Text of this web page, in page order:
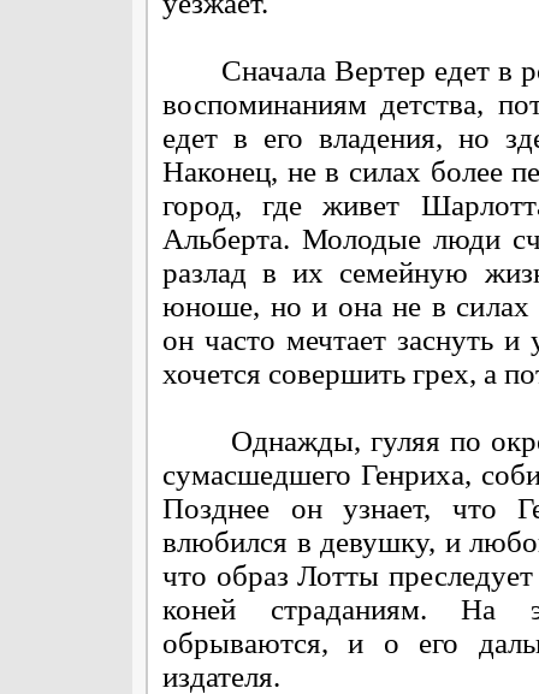
Сначала Вертер едет в
воспоминаниям детства,
едет в его владения, но
Наконец, не в силах более
город, где живет
Альберта. Молодые люди
разлад в их семейную
юноше, но и она не в силах
он часто мечтает заснуть
хочется совершить грех, а
Однажды, гуляя по
сумасшедшего Генриха,
Позднее он узнает, что
влюбился в девушку, и
что образ Лотты
коней страданиям. На
обрываются, и о его
издателя.